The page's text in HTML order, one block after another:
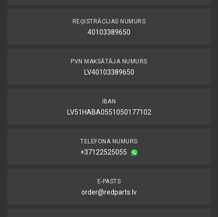
REĢISTRĀCIJAS NUMURS
40103389650
PVN MAKSĀTĀJA NUMURS
LV40103389650
IBAN
LV51HABA0551050177102
TELEFONA NUMURS
+37122525055
E-PASTS
order@redparts.lv